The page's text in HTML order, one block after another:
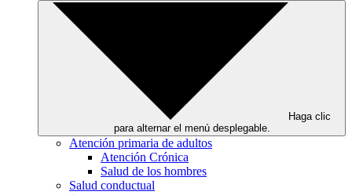
Haga clic
para alternar el menú desplegable.
Atención primaria de adultos
Atención Crónica
Salud de los hombres
Salud conductual